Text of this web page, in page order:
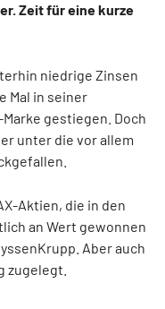
Zeit für eine kurze
niedrige Zinsen
Mal in seiner
gestiegen. Doch
unter die vor allem
Aktien, die in den
an Wert gewonnen
Aber auch
zugelegt.